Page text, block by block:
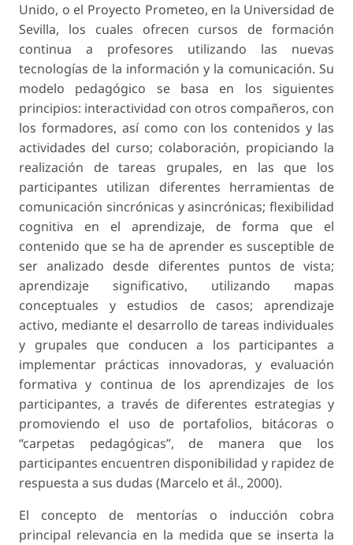
Unido, o el Proyecto Prometeo, en la Universidad de
Sevilla, los cuales ofrecen cursos de formación
continua a profesores utilizando las nuevas
tecnologías de la información y la comunicación. Su
modelo pedagógico se basa en los siguientes
principios: interactividad con otros compañeros, con
los formadores, así como con los contenidos y las
actividades del curso; colaboración, propiciando la
realización de tareas grupales, en las que los
participantes utilizan diferentes herramientas de
comunicación sincrónicas y asincrónicas; flexibilidad
cognitiva en el aprendizaje, de forma que el
contenido que se ha de aprender es susceptible de
ser analizado desde diferentes puntos de vista;
aprendizaje significativo, utilizando mapas
conceptuales y estudios de casos; aprendizaje
activo, mediante el desarrollo de tareas individuales
y grupales que conducen a los participantes a
implementar prácticas innovadoras, y evaluación
formativa y continua de los aprendizajes de los
participantes, a través de diferentes estrategias y
promoviendo el uso de portafolios, bitácoras o
“carpetas pedagógicas”, de manera que los
participantes encuentren disponibilidad y rapidez de
respuesta a sus dudas (Marcelo et ál., 2000).
El concepto de mentorías o inducción cobra
principal relevancia en la medida que se inserta la